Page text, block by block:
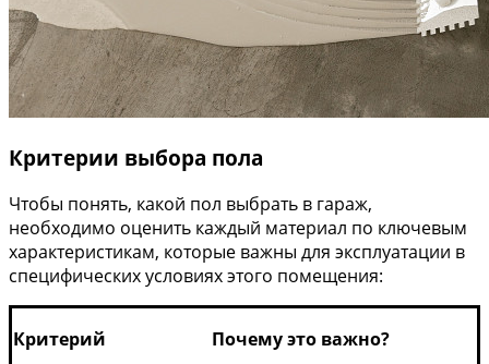
Критерии выбора пола
Чтобы понять, какой пол выбрать в гараж,
необходимо оценить каждый материал по ключевым
характеристикам, которые важны для эксплуатации в
специфических условиях этого помещения:
Критерий Почему это важно?